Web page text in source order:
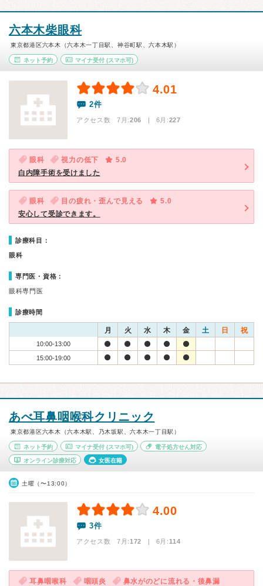
六本木柴眼科
東京都港区六本木（六本木一丁目駅、神谷町駅、六本木駅）
ネット予約 マイナ受付(スマホ可)
4.01
2件
アクセス数 7月:206 | 6月:227
眼科 視力の低下
5.0
白内障手術を受けました
眼科 目の疲れ・歪んで見える
5.0
安心して受診できます。
診療科目：
眼科
専門医・資格：
眼科専門医
診療時間
月 火 水 木 金 土 日 祝
10:00-13:00
15:00-19:00
あべ耳鼻咽喉科クリニック
東京都港区六本木（六本木駅、乃木坂駅、六本木一丁目駅）
ネット予約 マイナ受付(スマホ可) 電子処方せん対応
オンライン診療対応 女医在籍
土曜（〜13:00）
4.00
3件
アクセス数 7月:172 | 6月:114
耳鼻咽喉科 咽頭炎 鼻水がのどに流れる・後鼻漏